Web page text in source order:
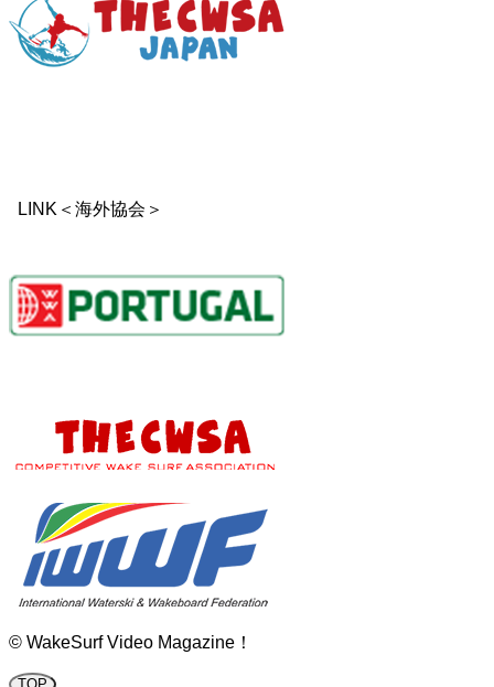
LINK＜海外協会＞
© WakeSurf Video Magazine！